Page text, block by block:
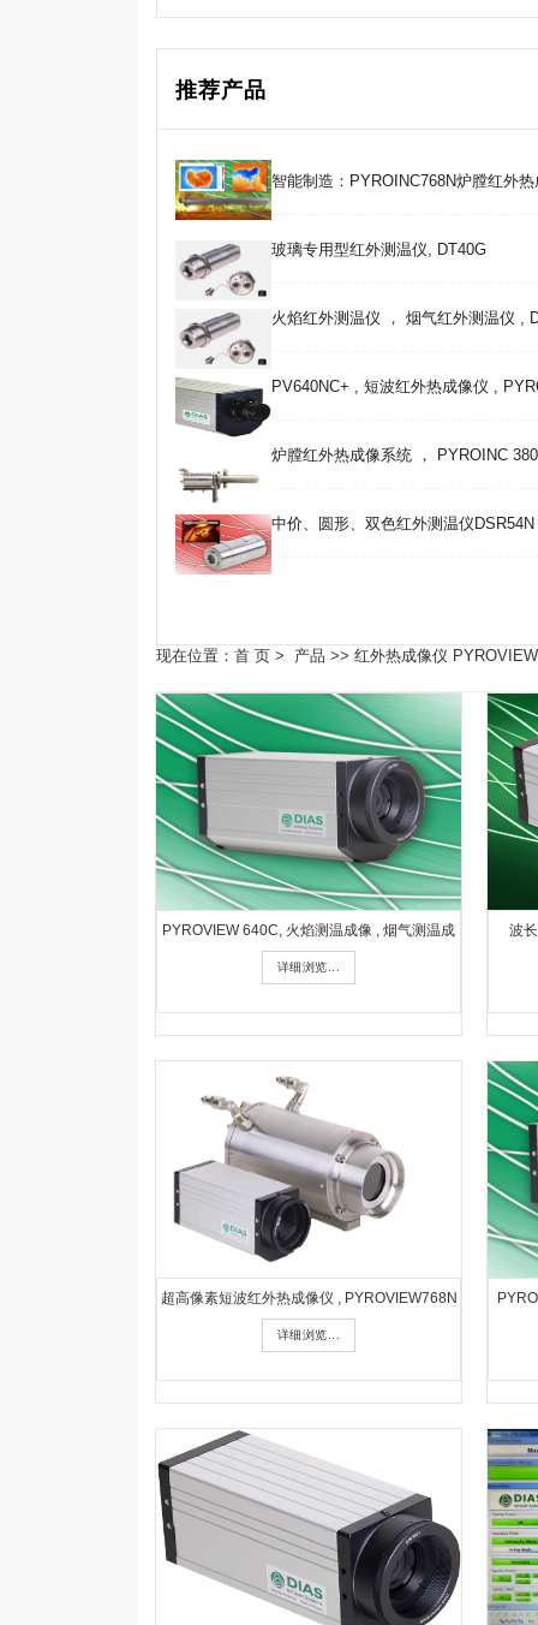
推荐产品
智能制造：PYROINC768N炉膛红外
玻璃专用型红外测温仪, DT40G
火焰红外测温仪 ， 烟气红外测温仪 ,
PV640NC+ , 短波红外热成像仪 ,
炉膛红外热成像系统 ， PYROINC
中价、圆形、双色红外测温仪
现在位置： 首 页 > 产品 >> 红外热成像仪 PYROVIEW
PYROVIEW 640C, 火焰测温成像 , 烟气测温成
详细浏览...
波
超高像素短波红外热成像仪 , PYROVIEW768N
详细浏览...